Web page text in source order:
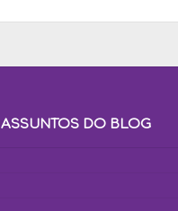
ASSUNTOS DO BLOG